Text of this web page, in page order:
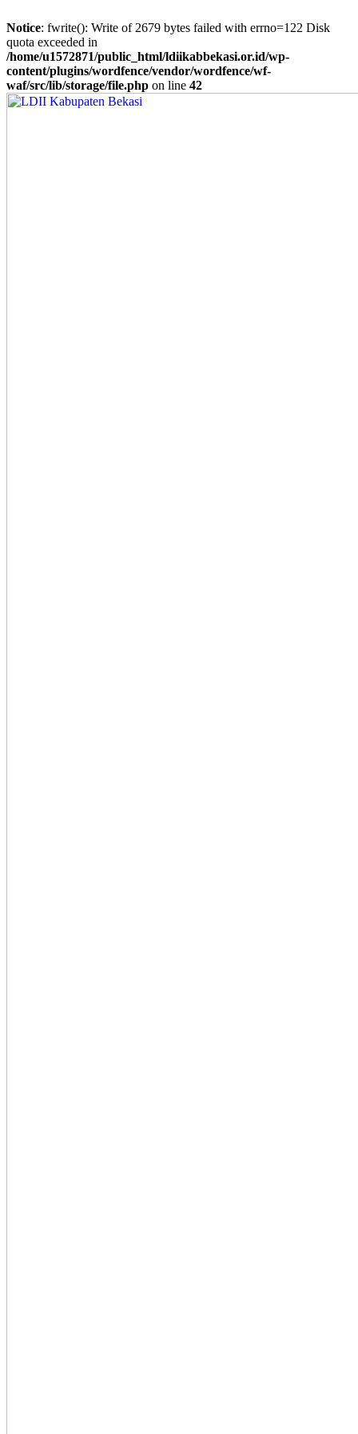
Notice: fwrite(): Write of 2679 bytes failed with errno=122 Disk
quota exceeded in
/home/u1572871/public_html/ldiikabbekasi.or.id/wp-
content/plugins/wordfence/vendor/wordfence/wf-
waf/src/lib/storage/file.php on line 42
Skip